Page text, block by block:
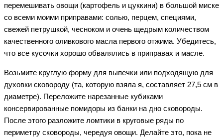
перемешивать овощи (картофель и цуккини) в большой миске
со всеми моими приправами: солью, перцем, специями,
свежей петрушкой, чесноком и очень щедрым количеством
качественного оливкового масла первого отжима. Убедитесь,
что все кусочки хорошо обвалялись в приправах и масле.
Возьмите круглую форму для выпечки или подходящую для
духовки сковороду (та, которую взяла я, составляет 27,5 см в
диаметре). Переложите нарезанные кубиками
консервированные помидоры из банки на дно сковороды.
После этого разложите ломтики в круговые ряды по
периметру сковороды, чередуя овощи. Делайте это, пока не